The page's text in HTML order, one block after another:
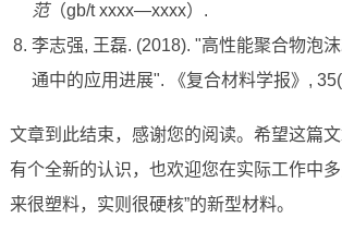
范（gb/t xxxx—xxxx）.
李志强, 王磊. (2018). "高性能聚合物泡
通中的应用进展". 《复合材料学报》,
文章到此结束，感谢您的阅读。希望这篇
有个全新的认识，也欢迎您在实际工作中
来很塑料，实则很硬核”的新型材料。